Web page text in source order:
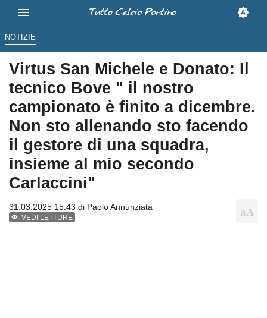
NOTIZIE
Virtus San Michele e Donato: Il
tecnico Bove " il nostro
campionato è finito a dicembre.
Non sto allenando sto facendo
il gestore di una squadra,
insieme al mio secondo
Carlaccini"
31.03.2025 15:43 di Paolo Annunziata
VEDI LETTURE